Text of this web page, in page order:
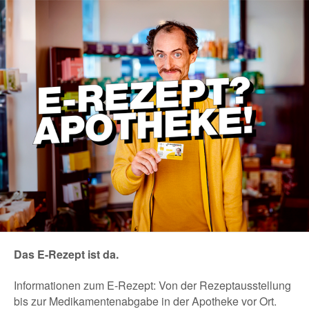
Das E-Rezept ist da.
Informationen zum E-Rezept: Von der Rezeptausstellung
bis zur Medikamentenabgabe in der Apotheke vor Ort.